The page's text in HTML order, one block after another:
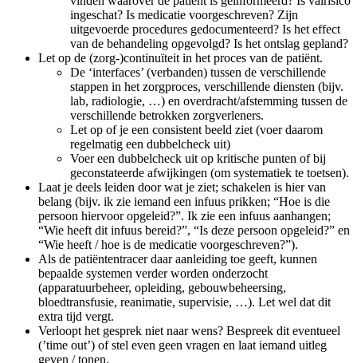
ingeschat? Is medicatie voorgeschreven? Zijn
uitgevoerde procedures gedocumenteerd? Is het effect
van de behandeling opgevolgd? Is het ontslag gepland?
Let op de (zorg-)continuïteit in het proces van de patiënt.
De ‘interfaces’ (verbanden) tussen de verschillende
stappen in het zorgproces, verschillende diensten (bijv.
lab, radiologie, …) en overdracht/afstemming tussen de
verschillende betrokken zorgverleners.
Let op of je een consistent beeld ziet (voer daarom
regelmatig een dubbelcheck uit)
Voer een dubbelcheck uit op kritische punten of bij
geconstateerde afwijkingen (om systematiek te toetsen).
Laat je deels leiden door wat je ziet; schakelen is hier van
belang (bijv. ik zie iemand een infuus prikken; “Hoe is die
persoon hiervoor opgeleid?”. Ik zie een infuus aanhangen;
“Wie heeft dit infuus bereid?”, “Is deze persoon opgeleid?” en
“Wie heeft / hoe is de medicatie voorgeschreven?”).
Als de patiëntentracer daar aanleiding toe geeft, kunnen
bepaalde systemen verder worden onderzocht
(apparatuurbeheer, opleiding, gebouwbeheersing,
bloedtransfusie, reanimatie, supervisie, …). Let wel dat dit
extra tijd vergt.
Verloopt het gesprek niet naar wens? Bespreek dit eventueel
(’time out’) of stel even geen vragen en laat iemand uitleg
geven / tonen.